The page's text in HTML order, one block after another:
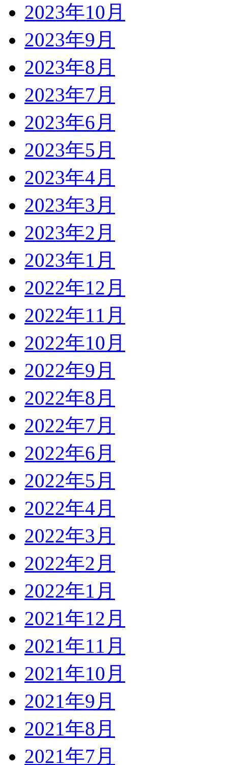
2023年10月
2023年9月
2023年8月
2023年7月
2023年6月
2023年5月
2023年4月
2023年3月
2023年2月
2023年1月
2022年12月
2022年11月
2022年10月
2022年9月
2022年8月
2022年7月
2022年6月
2022年5月
2022年4月
2022年3月
2022年2月
2022年1月
2021年12月
2021年11月
2021年10月
2021年9月
2021年8月
2021年7月